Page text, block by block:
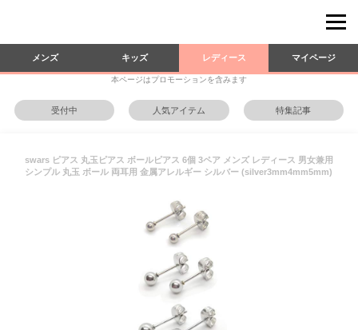
メンズ キッズ レディース マイページ
本ページはプロモーションを含みます
受付中 人気アイテム 特集記事
swars ピアス 丸玉ピアス ボールピアス 6個 3ペア メンズ レディース 男女兼用
シンプル 丸玉 ボール 両耳用 金属アレルギー シルバー (silver3mm4mm5mm)